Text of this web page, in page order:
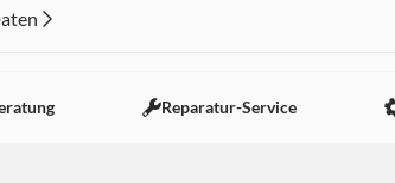
Reparatur-Service